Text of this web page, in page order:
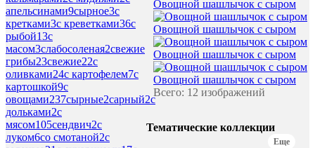
апельсинами9сырное3с
кретками3с креветками36с
рыбой13с
масом3слабосоленая2свежие
грибы23свежие22с
оливками24с картофелем7с
картошкой9с
овощами237сырные2сарный2с
дольками2с
мясом105сендвич2с
луком6со смотаной2с
Овощной шашлычок с сыром
Овощной шашлычок с сыром
Овощной шашлычок с сыром
Овощной шашлычок с сыром
Всего: 12 изображений
Тематические коллекции
Еще